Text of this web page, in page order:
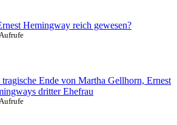
Hemingway reich gewesen?
tragische Ende von Martha Gellhorn, Ernest
dritter Ehefrau